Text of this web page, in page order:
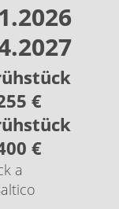
€
€